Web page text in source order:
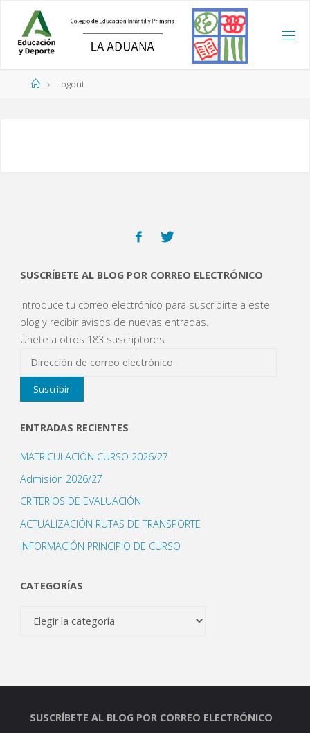
contenido
PáginaLogout
SUSCRÍBETE AL BLOG POR CORREO ELECTRÓNICO
Introduce tu correo electrónico para suscribirte a este
blog y recibir avisos de nuevas entradas.
Únete a otros 183 suscriptores
correo
Suscribir
ENTRADAS RECIENTES
MATRICULACIÓN CURSO 2026/27
Admisión 2026/27
CRITERIOS DE EVALUACIÓN
ACTUALIZACIÓN RUTAS DE TRANSPORTE
INFORMACIÓN PRINCIPIO DE CURSO
CATEGORÍAS
Categorías
SUSCRÍBETE AL BLOG POR CORREO ELECTRÓNICO